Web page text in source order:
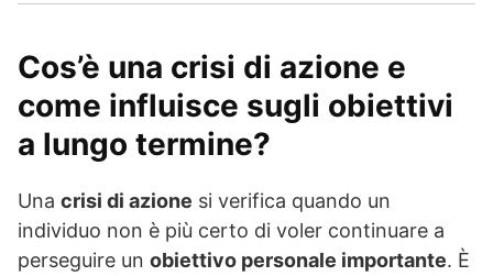
Cos’è una crisi di azione e
come influisce sugli obiettivi
a lungo termine?
Una crisi di azione si verifica quando un
individuo non è più certo di voler continuare a
perseguire un obiettivo personale importante. È